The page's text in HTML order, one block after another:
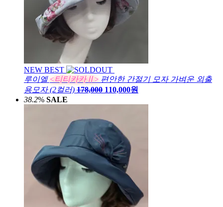
NEW BEST
루이엘 <티티카카Ⅱ> 편안한 간절기 모자 가벼운 외출
용모자 (2컬러) 178,000 110,000원
38.2% SALE